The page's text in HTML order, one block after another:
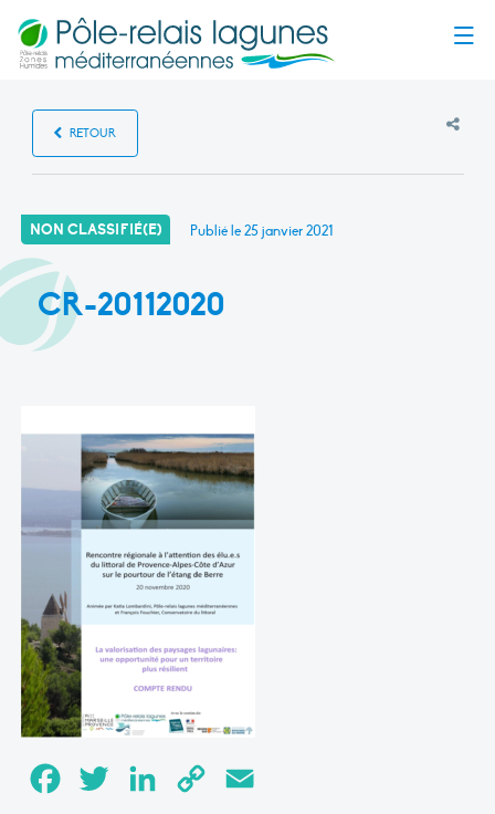
RETOUR
NON CLASSIFIÉ(E) Publié le25 janvier 2021
CR-20112020
FacebookTwitter LinkedInCopy